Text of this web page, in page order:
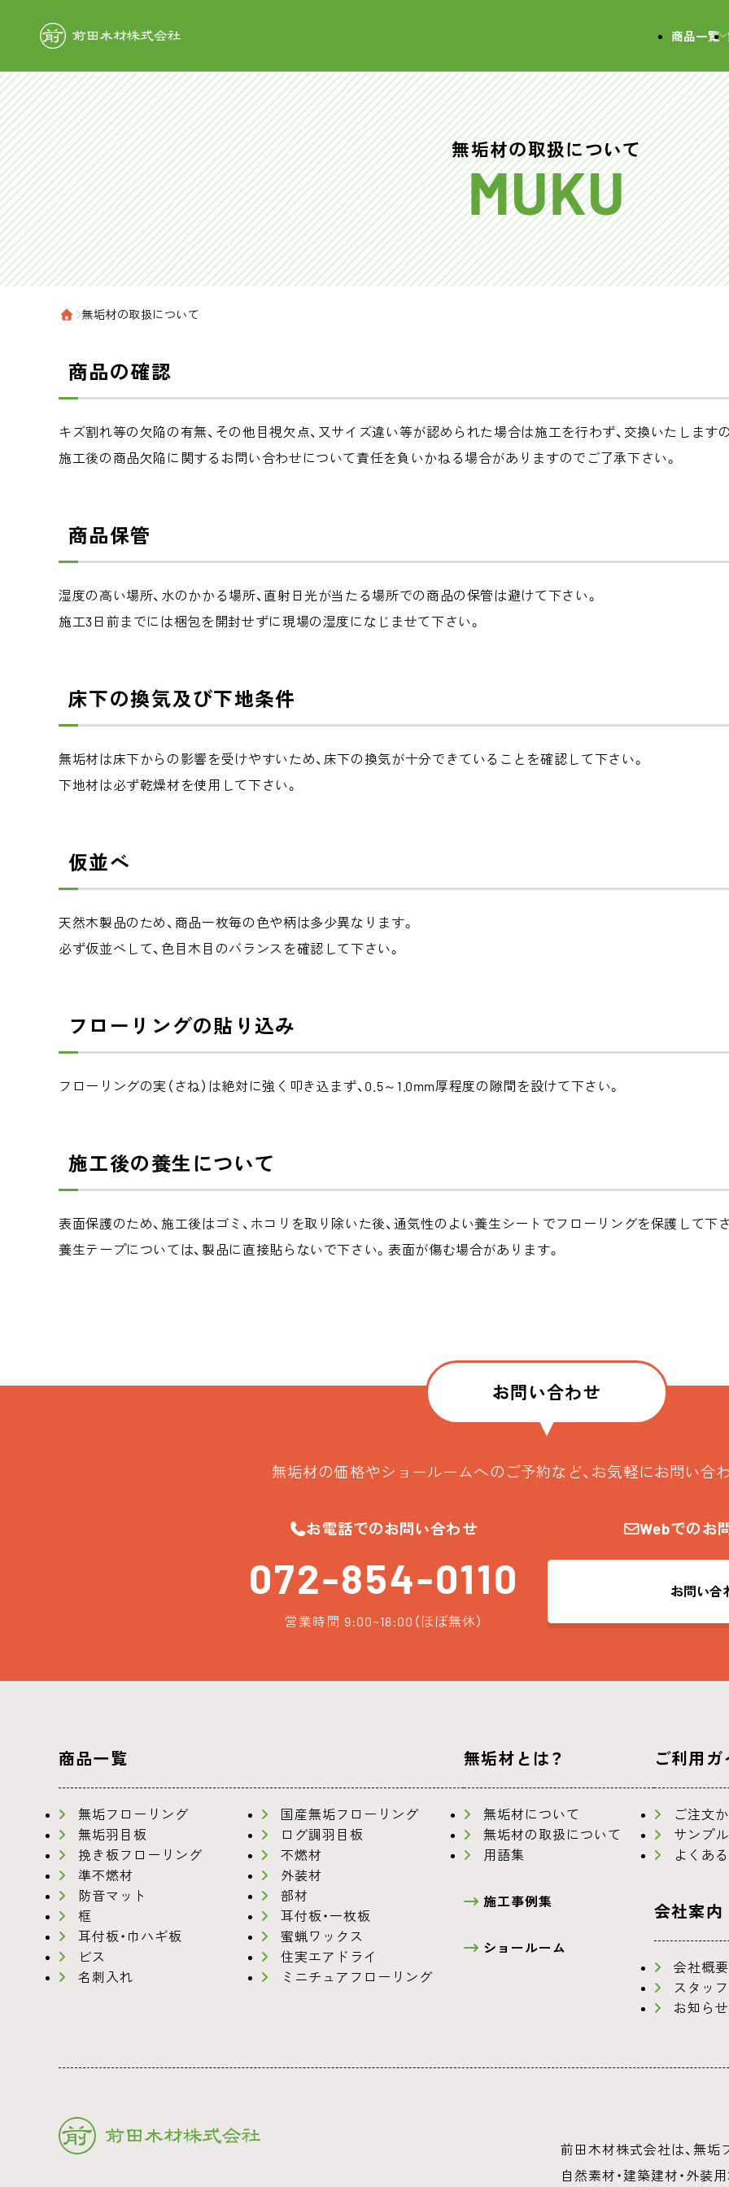
商品一覧
無垢材の取扱について
ホーム
›無垢材の取扱について
商品の確認
キズ割れ等の欠陥の有無、その他目視欠点、又サイズ違い等が認められた場合は施工を行わず、交換いたします
施工後の商品欠陥に関するお問い合わせについて責任を負いかねる場合がありますのでご了承下さい。
商品保管
湿度の高い場所、水のかかる場所、直射日光が当たる場所での商品の保管は避けて下さい。
施工3日前までには梱包を開封せずに現場の湿度になじませて下さい。
床下の換気及び下地条件
無垢材は床下からの影響を受けやすいため、床下の換気が十分できていることを確認して下さい。
下地材は必ず乾燥材を使用して下さい。
仮並べ
天然木製品のため、商品一枚毎の色や柄は多少異なります。
必ず仮並べして、色目木目のバランスを確認して下さい。
フローリングの貼り込み
フローリングの実（さね）は絶対に強く叩き込まず、0.5～1.0mm厚程度の隙間を設けて下さい。
施工後の養生について
表面保護のため、施工後はゴミ、ホコリを取り除いた後、通気性のよい養生シートでフローリングを保護して下
養生テープについては、製品に直接貼らないで下さい。表面が傷む場合があります。
お問い合わせ
無垢材の価格やショールームへのご予約など、お気軽にお問い合
お電話でのお問い合わせ
072-854-0110
営業時間 9:00~18:00（ほぼ無休）
Webでのお
お問い合
商品一覧
無垢フローリング
国産無垢フローリング
無垢羽目板
ログ調羽目板
挽き板フローリング
不燃材
準不燃材
外装材
防音マット
部材
框
耳付板・一枚板
耳付板・巾ハギ板
蜜蝋ワックス
ビス
住実エアドライ
名刺入れ
ミニチュアフローリング
無垢材とは？
無垢材について
無垢材の取扱について
用語集
施工事例集
ショールーム
ご利用ガ
ご注文
サンプ
よくあ
会社案内
会社概要
スタッ
お知らせ
前田木材株式会社は、無垢
自然素材・建築建材・外装